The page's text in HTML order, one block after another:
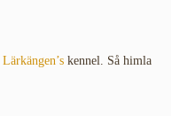
Lärkängen’s kennel. Så himla